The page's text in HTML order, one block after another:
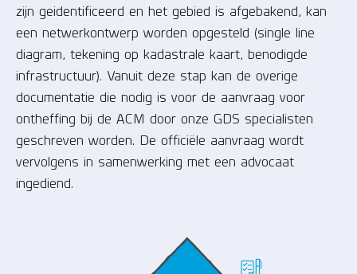
zijn geidentificeerd en het gebied is afgebakend, kan
een netwerkontwerp worden opgesteld (single line
diagram, tekening op kadastrale kaart, benodigde
infrastructuur). Vanuit deze stap kan de overige
documentatie die nodig is voor de aanvraag voor
ontheffing bij de ACM door onze GDS specialisten
geschreven worden. De officiële aanvraag wordt
vervolgens in samenwerking met een advocaat
ingediend.